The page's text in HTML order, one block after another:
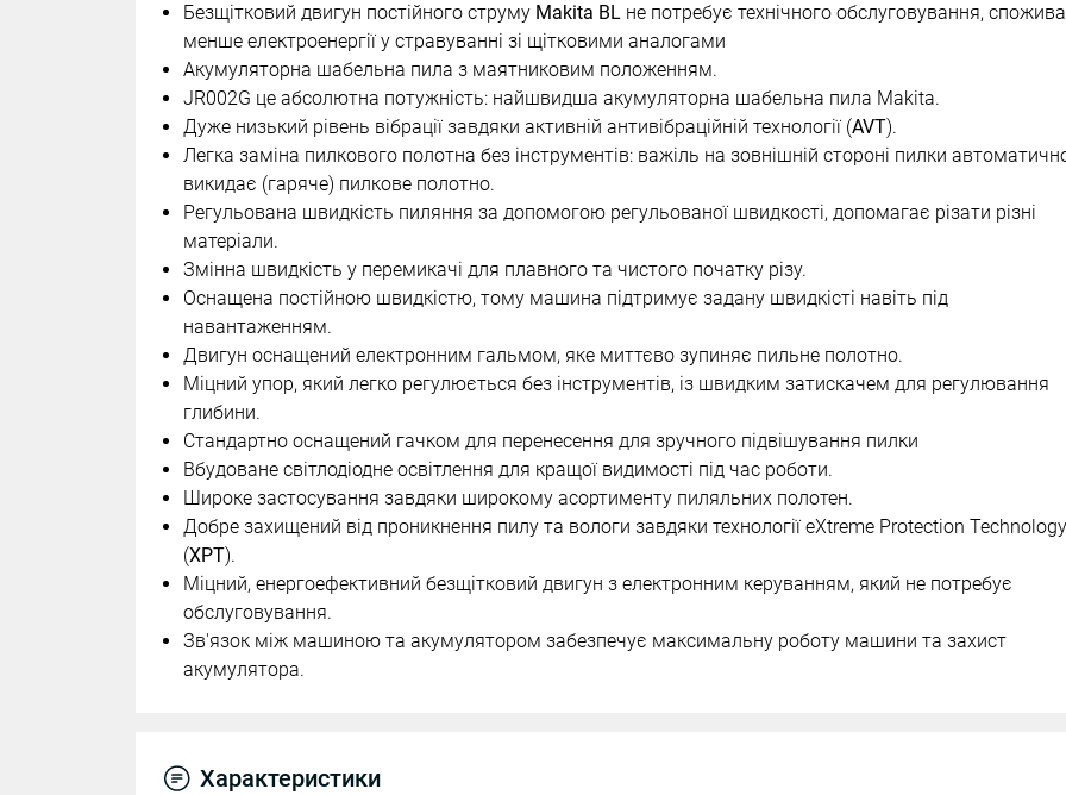
Безщітковий двигун постійного струму Makita BL не потребує технічного обслуговування,
менше електроенергії у стравуванні зі щітковими аналогами
Акумуляторна шабельна пила з маятниковим положенням.
JR002G це абсолютна потужність: найшвидша акумуляторна шабельна пила Makita.
Дуже низький рівень вібрації завдяки активній антивібраційній технології (AVT).
Легка заміна пилкового полотна без інструментів: важіль на зовнішній стороні пилки
викидає (гаряче) пилкове полотно.
Регульована швидкість пиляння за допомогою регульованої швидкості, допомагає різати різні
матеріали.
Змінна швидкість у перемикачі для плавного та чистого початку різу.
Оснащена постійною швидкістю, тому машина підтримує задану швидкісті навіть під
навантаженням.
Двигун оснащений електронним гальмом, яке миттєво зупиняє пильне полотно.
Міцний упор, який легко регулюється без інструментів, із швидким затискачем для регулювання
глибини.
Стандартно оснащений гачком для перенесення для зручного підвішування пилки
Вбудоване світлодіодне освітлення для кращої видимості під час роботи.
Широке застосування завдяки широкому асортименту пиляльних полотен.
Добре захищений від проникнення пилу та вологи завдяки технології eXtreme Protection Technology
(XPT).
Міцний, енергоефективний безщітковий двигун з електронним керуванням, який не потребує
обслуговування.
Зв'язок між машиною та акумулятором забезпечує максимальну роботу машини та захист
акумулятора.
Характеристики